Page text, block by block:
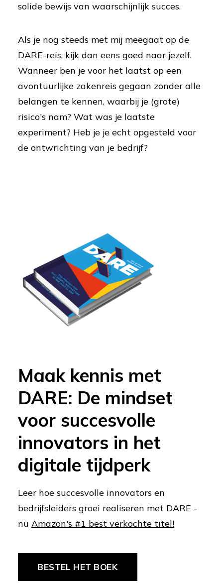
solide bewijs van waarschijnlijk succes.
Als je nog steeds met mij meegaat op de
DARE-reis, kijk dan eens goed naar jezelf.
Wanneer ben je voor het laatst op een
avontuurlijke zakenreis gegaan zonder alle
belangen te kennen, waarbij je (grote)
risico's nam? Wat was je laatste
experiment? Heb je je echt opgesteld voor
de ontwrichting van je bedrijf?
Maak kennis met
DARE: De mindset
voor succesvolle
innovators in het
digitale tijdperk
Leer hoe succesvolle innovators en
bedrijfsleiders groei realiseren met DARE -
nu Amazon's #1 best verkochte titel!
BESTEL HET BOEK